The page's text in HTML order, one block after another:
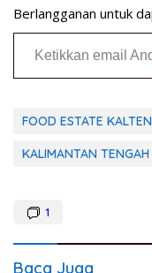
Berlangganan untuk
Ketikkan email Anda...
FOOD ESTATE
KALIMANTAN TENGAH
1
Baca Juga